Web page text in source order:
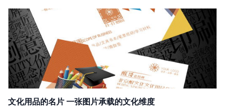
文化用品的名片 一张图片承载的文化维度